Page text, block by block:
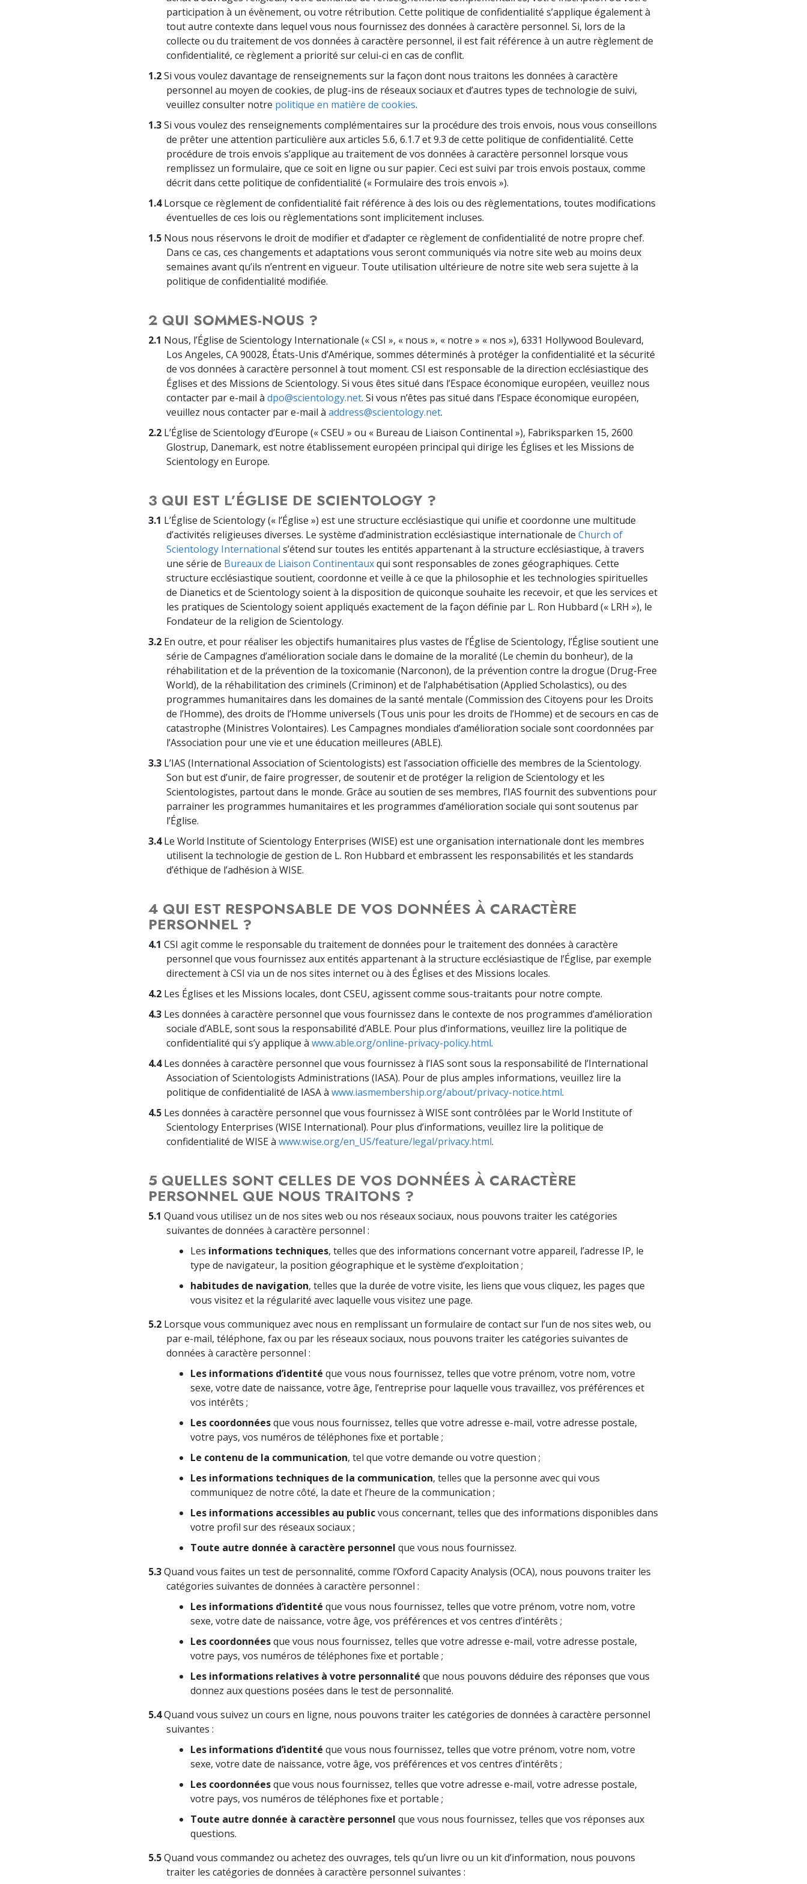
Qu’est-ce que la grandeur ? L’échelle des tons émotionnels
Réponses aux drogues
Des outils pour le monde du travail
La raison de l’oppression
Les investigations
Les fondements de l’organisation
Les fondements des relations publiques
La technologie de l’étude
La communication
participation à un évènement, ou votre rétribution. Cette politique de confidentialité s’applique également à
tout autre contexte dans lequel vous nous fournissez des données à caractère personnel. Si, lors de la
collecte ou du traitement de vos données à caractère personnel, il est fait référence à un autre règlement de
confidentialité, ce règlement a priorité sur celui-ci en cas de conflit.
1.2Si vous voulez davantage de renseignements sur la façon dont nous traitons les données à caractère
personnel au moyen de cookies, de plug-ins de réseaux sociaux et d’autres types de technologie de suivi,
veuillez consulter notre politique en matière de cookies.
1.3Si vous voulez des renseignements complémentaires sur la procédure des trois envois, nous vous conseillons
de prêter une attention particulière aux articles 5.6, 6.1.7 et 9.3 de cette politique de confidentialité. Cette
procédure de trois envois s’applique au traitement de vos données à caractère personnel lorsque vous
remplissez un formulaire, que ce soit en ligne ou sur papier. Ceci est suivi par trois envois postaux, comme
décrit dans cette politique de confidentialité (« Formulaire des trois envois »).
1.4Lorsque ce règlement de confidentialité fait référence à des lois ou des règlementations, toutes modifications
éventuelles de ces lois ou règlementations sont implicitement incluses.
1.5 Nous nous réservons le droit de modifier et d’adapter ce règlement de confidentialité de notre propre chef.
Dans ce cas, ces changements et adaptations vous seront communiqués via notre site web au moins deux
semaines avant qu’ils n’entrent en vigueur. Toute utilisation ultérieure de notre site web sera sujette à la
politique de confidentialité modifiée.
2 QUI SOMMES-NOUS ?
2.1 Nous, l’Église de Scientology Internationale (« CSI », « nous », « notre » « nos »), 6331 Hollywood Boulevard,
Los Angeles, CA 90028, États-Unis d’Amérique, sommes déterminés à protéger la confidentialité et la sécurité
de vos données à caractère personnel à tout moment. CSI est responsable de la direction ecclésiastique des
Églises et des Missions de Scientology. Si vous êtes situé dans l’Espace économique européen, veuillez nous
contacter par e-mail à dpo@scientology.net. Si vous n’êtes pas situé dans l’Espace économique européen,
veuillez nous contacter par e-mail à address@scientology.net.
2.2 L’Église de Scientology d’Europe (« CSEU » ou « Bureau de Liaison Continental »), Fabriksparken 15, 2600
Glostrup, Danemark, est notre établissement européen principal qui dirige les Églises et les Missions de
Scientology en Europe.
3 QUI EST L’ÉGLISE DE SCIENTOLOGY ?
3.1 L’Église de Scientology (« l’Église ») est une structure ecclésiastique qui unifie et coordonne une multitude
d’activités religieuses diverses. Le système d’administration ecclésiastique internationale de Church of
Scientology International s’étend sur toutes les entités appartenant à la structure ecclésiastique, à travers
une série de Bureaux de Liaison Continentauxqui sont responsables de zones géographiques. Cette
structure ecclésiastique soutient, coordonne et veille à ce que la philosophie et les technologies spirituelles
de Dianetics et de Scientology soient à la disposition de quiconque souhaite les recevoir, et que les services et
les pratiques de Scientology soient appliqués exactement de la façon définie par L. Ron Hubbard (« LRH »), le
Fondateur de la religion de Scientology.
3.2 En outre, et pour réaliser les objectifs humanitaires plus vastes de l’Église de Scientology, l’Église soutient une
série de Campagnes d’amélioration sociale dans le domaine de la moralité (Le chemin du bonheur), de la
réhabilitation et de la prévention de la toxicomanie (Narconon), de la prévention contre la drogue (Drug-Free
World), de la réhabilitation des criminels (Criminon) et de l’alphabétisation (Applied Scholastics), ou des
programmes humanitaires dans les domaines de la santé mentale (Commission des Citoyens pour les Droits
de l’Homme), des droits de l’Homme universels (Tous unis pour les droits de l’Homme) et de secours en cas de
catastrophe (Ministres Volontaires). Les Campagnes mondiales d’amélioration sociale sont coordonnées par
l’Association pour une vie et une éducation meilleures (ABLE).
3.3 L’IAS (International Association of Scientologists) est l’association officielle des membres de la Scientology.
Son but est d’unir, de faire progresser, de soutenir et de protéger la religion de Scientology et les
Scientologistes, partout dans le monde. Grâce au soutien de ses membres, l’IAS fournit des subventions pour
parrainer les programmes humanitaires et les programmes d’amélioration sociale qui sont soutenus par
l’Église.
3.4Le World Institute of Scientology Enterprises (WISE) est une organisation internationale dont les membres
utilisent la technologie de gestion de L. Ron Hubbard et embrassent les responsabilités et les standards
d’éthique de l’adhésion à WISE.
4 QUI EST RESPONSABLE DE VOS DONNÉES À CARACTÈRE
PERSONNEL ?
4.1 CSI agit comme le responsable du traitement de données pour le traitement des données à caractère
personnel que vous fournissez aux entités appartenant à la structure ecclésiastique de l’Église, par exemple
directement à CSI via un de nos sites internet ou à des Églises et des Missions locales.
4.2 Les Églises et les Missions locales, dont CSEU, agissent comme sous-traitants pour notre compte.
4.3 Les données à caractère personnel que vous fournissez dans le contexte de nos programmes d’amélioration
sociale d’ABLE, sont sous la responsabilité d’ABLE. Pour plus d’informations, veuillez lire la politique de
confidentialité qui s’y applique à www.able.org/online-privacy-policy.html.
4.4Les données à caractère personnel que vous fournissez à l’IAS sont sous la responsabilité de l’International
Association of Scientologists Administrations (IASA). Pour de plus amples informations, veuillez lire la
politique de confidentialité de IASA à www.iasmembership.org/about/privacy-notice.html.
4.5 Les données à caractère personnel que vous fournissez à WISE sont contrôlées par le World Institute of
Scientology Enterprises (WISE International). Pour plus d’informations, veuillez lire la politique de
confidentialité de WISE à www.wise.org/en_US/feature/legal/privacy.html.
5 QUELLES SONT CELLES DE VOS DONNÉES À CARACTÈRE
PERSONNEL QUE NOUS TRAITONS ?
5.1 Quand vous utilisez un de nos sites web ou nos réseaux sociaux, nous pouvons traiter les catégories
suivantes de données à caractère personnel :
Les informations techniques, telles que des informations concernant votre appareil, l’adresse IP, le
type de navigateur, la position géographique et le système d’exploitation ;
habitudes de navigation, telles que la durée de votre visite, les liens que vous cliquez, les pages que
vous visitez et la régularité avec laquelle vous visitez une page.
5.2 Lorsque vous communiquez avec nous en remplissant un formulaire de contact sur l’un de nos sites web, ou
par e-mail, téléphone, fax ou par les réseaux sociaux, nous pouvons traiter les catégories suivantes de
données à caractère personnel :
Les informations d’identité que vous nous fournissez, telles que votre prénom, votre nom, votre
sexe, votre date de naissance, votre âge, l’entreprise pour laquelle vous travaillez, vos préférences et
vos intérêts ;
Les coordonnéesque vous nous fournissez, telles que votre adresse e-mail, votre adresse postale,
votre pays, vos numéros de téléphones fixe et portable ;
Le contenu de la communication, tel que votre demande ou votre question ;
Les informations techniques de la communication, telles que la personne avec qui vous
communiquez de notre côté, la date et l’heure de la communication ;
Les informations accessibles au publicvous concernant, telles que des informations disponibles dans
votre profil sur des réseaux sociaux ;
Toute autre donnée à caractère personnel que vous nous fournissez.
5.3Quand vous faites un test de personnalité, comme l’Oxford Capacity Analysis (OCA), nous pouvons traiter les
catégories suivantes de données à caractère personnel :
Les informations d’identité que vous nous fournissez, telles que votre prénom, votre nom, votre
sexe, votre date de naissance, votre âge, vos préférences et vos centres d’intérêts ;
Les coordonnéesque vous nous fournissez, telles que votre adresse e-mail, votre adresse postale,
votre pays, vos numéros de téléphones fixe et portable ;
Les informations relatives à votre personnalité que nous pouvons déduire des réponses que vous
donnez aux questions posées dans le test de personnalité.
5.4Quand vous suivez un cours en ligne, nous pouvons traiter les catégories de données à caractère personnel
suivantes :
Les informations d’identité que vous nous fournissez, telles que votre prénom, votre nom, votre
sexe, votre date de naissance, votre âge, vos préférences et vos centres d’intérêts ;
Les coordonnéesque vous nous fournissez, telles que votre adresse e-mail, votre adresse postale,
votre pays, vos numéros de téléphones fixe et portable ;
Toute autre donnée à caractère personnel que vous nous fournissez, telles que vos réponses aux
questions.
5.5Quand vous commandez ou achetez des ouvrages, tels qu’un livre ou un kit d’information, nous pouvons
traiter les catégories de données à caractère personnel suivantes :